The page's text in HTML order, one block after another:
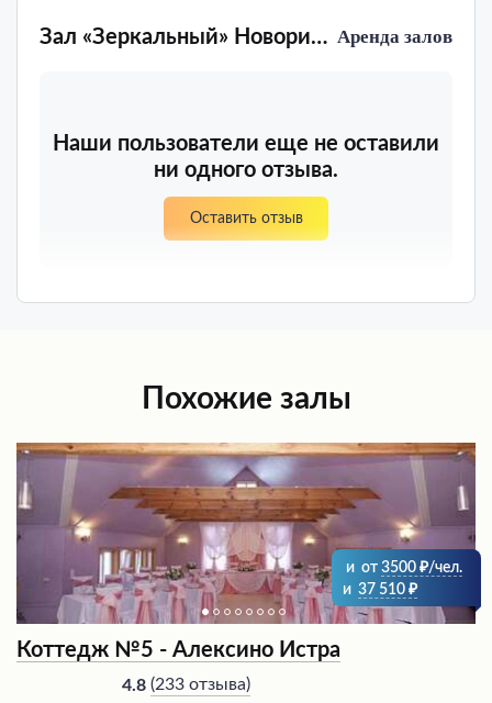
Зал «Зеркальный» Новорижская застава Аренда залов
Наши пользователи еще не оставили
ни одного отзыва.
Оставить отзыв
Похожие залы
и от 3500
/чел.
и 37 510
Коттедж №5 - Алексино Истра
4.8 (233 отзыва)